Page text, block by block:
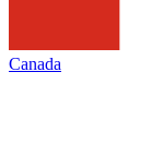
Canada